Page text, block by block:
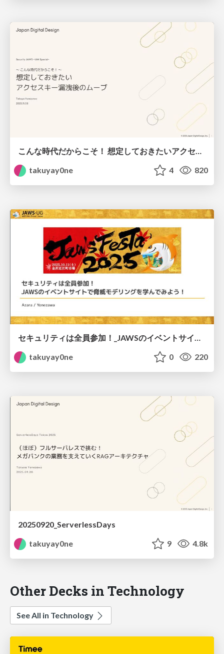
takuyay0ne
4 820
セキュリティは全員参加！_JAWSのイベントサイトで脅威モデリングを学んでみよう！
takuyay0ne
0 220
20250920_ServerlessDays
takuyay0ne
9 4.8k
Other Decks in Technology
See All in Technology